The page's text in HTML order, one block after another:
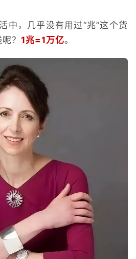
中，几乎没有用过“兆”这个货
？ 1兆=1万亿。